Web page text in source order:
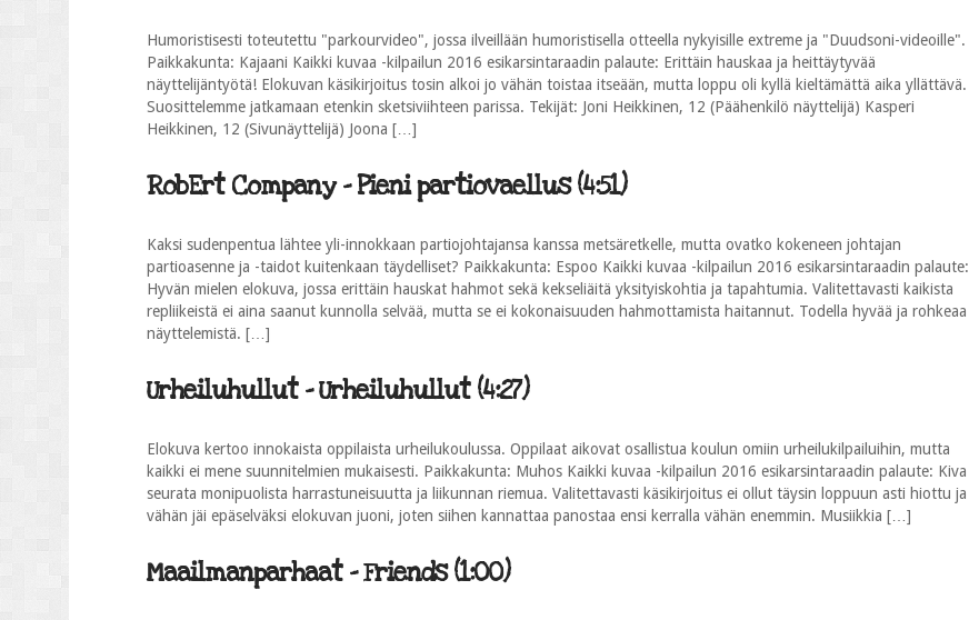
Humoristisesti toteutettu "parkourvideo", jossa ilveillään humoristisella otteella nykyisille extreme ja "Duudsoni-videoille".
Paikkakunta: Kajaani Kaikki kuvaa -kilpailun 2016 esikarsintaraadin palaute: Erittäin hauskaa ja heittäytyvää
näyttelijäntyötä! Elokuvan käsikirjoitus tosin alkoi jo vähän toistaa itseään, mutta loppu oli kyllä kieltämättä aika yllättävä.
Suosittelemme jatkamaan etenkin sketsiviihteen parissa. Tekijät: Joni Heikkinen, 12 (Päähenkilö näyttelijä) Kasperi
Heikkinen, 12 (Sivunäyttelijä) Joona […]
RobErt Company - Pieni partiovaellus (4:51)
Kaksi sudenpentua lähtee yli-innokkaan partiojohtajansa kanssa metsäretkelle, mutta ovatko kokeneen johtajan
partioasenne ja -taidot kuitenkaan täydelliset? Paikkakunta: Espoo Kaikki kuvaa -kilpailun 2016 esikarsintaraadin palaute:
Hyvän mielen elokuva, jossa erittäin hauskat hahmot sekä kekseliäitä yksityiskohtia ja tapahtumia. Valitettavasti kaikista
repliikeistä ei aina saanut kunnolla selvää, mutta se ei kokonaisuuden hahmottamista haitannut. Todella hyvää ja rohkeaa
näyttelemistä. […]
Urheiluhullut - Urheiluhullut (4:27)
Elokuva kertoo innokaista oppilaista urheilukoulussa. Oppilaat aikovat osallistua koulun omiin urheilukilpailuihin, mutta
kaikki ei mene suunnitelmien mukaisesti. Paikkakunta: Muhos Kaikki kuvaa -kilpailun 2016 esikarsintaraadin palaute: Kiva
seurata monipuolista harrastuneisuutta ja liikunnan riemua. Valitettavasti käsikirjoitus ei ollut täysin loppuun asti hiottu ja
vähän jäi epäselväksi elokuvan juoni, joten siihen kannattaa panostaa ensi kerralla vähän enemmin. Musiikkia […]
Maailmanparhaat - Friends (1:00)